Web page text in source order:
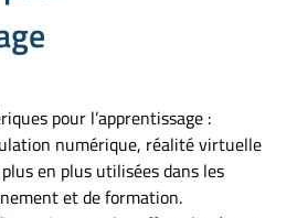
pour l’apprentissage :
numérique, réalité virtuelle
en plus utilisées dans les
et de formation.